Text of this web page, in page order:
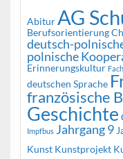
AbiturAG
Berufsorientierung
deutsch-
polnische
Erinnerungskultur
deutschen Sprache
französische
Geschichte
Impfbus Jahrgang 9
Kunst Kunstprojekt